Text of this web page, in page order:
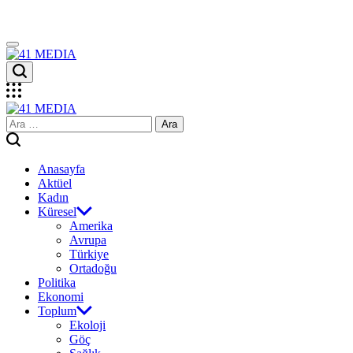
Skip
to
content
41
MEDIA
41
MEDIA
Arama:
Anasayfa
Aktüel
Kadın
Küresel
Amerika
Avrupa
Türkiye
Ortadoğu
Politika
Ekonomi
Toplum
Ekoloji
Göç